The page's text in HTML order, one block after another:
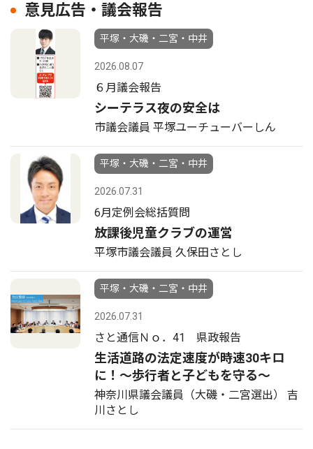
意見広告・議会報告
平塚・大磯・二宮・中井
2026.08.07
６月議会報告
シーテラス夜の安全は
市議会議員 平塚ユーチューバーしん
平塚・大磯・二宮・中井
2026.07.31
6月定例会総括質問
放課後児童クラブの運営
平塚市議会議員 久保田さとし
平塚・大磯・二宮・中井
2026.07.31
さと通信Ｎｏ．41 県政報告
生活道路の法定速度が時速30キロ
に！〜歩行者と子どもを守る〜
神奈川県議会議員（大磯・二宮選出） 吉
川さとし